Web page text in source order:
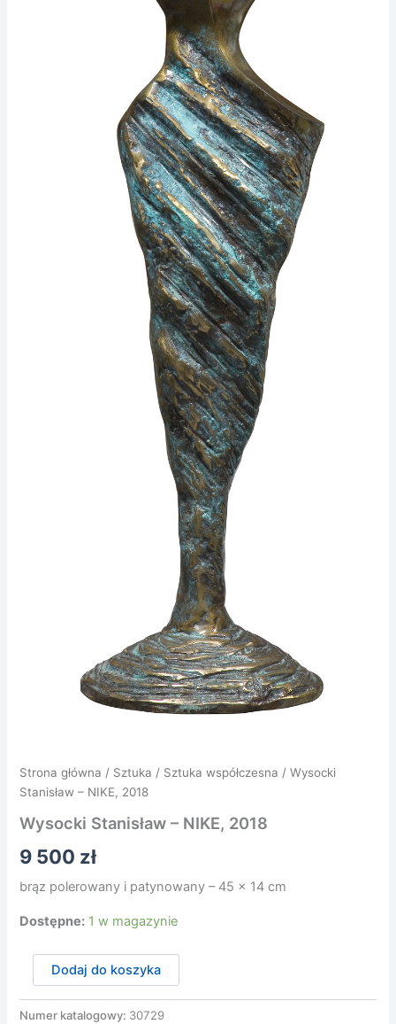
Strona główna / Sztuka / Sztuka współczesna / Wysocki
Stanisław – NIKE, 2018
Wysocki Stanisław – NIKE, 2018
9 500 zł
brąz polerowany i patynowany – 45 x 14 cm
Dostępne: 1 w magazynie
Wysocki
Stanisław
-
Dodaj do koszyka
Numer katalogowy: 30729